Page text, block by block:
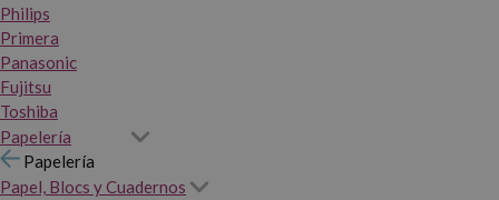
Philips
Primera
Panasonic
Fujitsu
Toshiba
Papelería
Papelería
Papel, Blocs y Cuadernos